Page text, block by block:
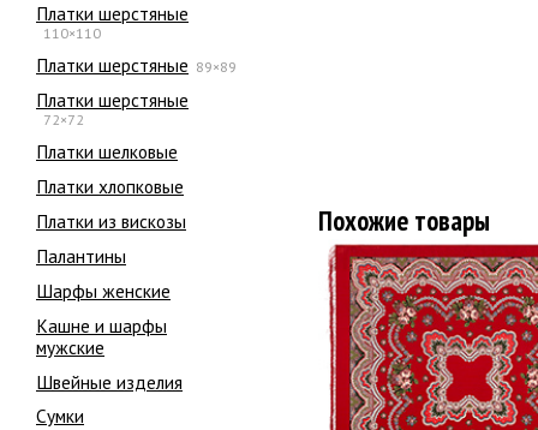
Платки шерстяные
110×110
Платки шерстяные 89×89
Платки шерстяные
72×72
Платки шелковые
Платки хлопковые
Платки из вискозы
Палантины
Шарфы женские
Кашне и шарфы
мужские
Швейные изделия
Сумки
Похожие товары